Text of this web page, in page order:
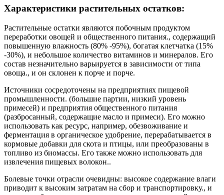
Характеристики растительных остатков:
Растительные остатки являются побочным продуктом
переработки овощей и общественного питания., содержащий
повышенную влажность (80% -95%), богатая клетчатка (15%
-30%), и небольшое количество витаминов и минералов. Его
состав незначительно варьируется в зависимости от типа
овоща., и он склонен к порче и порче.
Источники сосредоточены на предприятиях пищевой
промышленности. (большие партии, низкий уровень
примесей) и предприятия общественного питания
(разбросанный, содержащие масло и примеси). Его можно
использовать как ресурс, например, обезвоживание и
ферментация в органическое удобрение, перерабатывается в
кормовые добавки для скота и птицы, или преобразованы в
топливо из биомассы. Его также можно использовать для
извлечения пищевых волокон..
Болевые точки отрасли очевидны: высокое содержание влаги
приводит к высоким затратам на сбор и транспортировку., и